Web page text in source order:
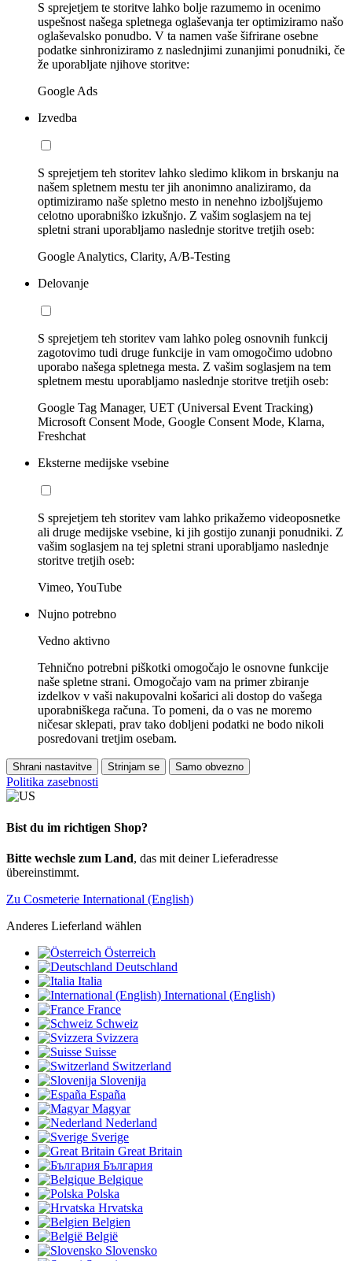
S sprejetjem te storitve lahko bolje razumemo in ocenimo
uspešnost našega spletnega oglaševanja ter optimiziramo našo
oglaševalsko ponudbo. V ta namen vaše šifrirane osebne
podatke sinhroniziramo z naslednjimi zunanjimi ponudniki, če
že uporabljate njihove storitve:
Google Ads
Izvedba
S sprejetjem teh storitev lahko sledimo klikom in brskanju na
našem spletnem mestu ter jih anonimno analiziramo, da
optimiziramo naše spletno mesto in nenehno izboljšujemo
celotno uporabniško izkušnjo. Z vašim soglasjem na tej
spletni strani uporabljamo naslednje storitve tretjih oseb:
Google Analytics, Clarity, A/B-Testing
Delovanje
S sprejetjem teh storitev vam lahko poleg osnovnih funkcij
zagotovimo tudi druge funkcije in vam omogočimo udobno
uporabo našega spletnega mesta. Z vašim soglasjem na tem
spletnem mestu uporabljamo naslednje storitve tretjih oseb:
Google Tag Manager, UET (Universal Event Tracking)
Microsoft Consent Mode, Google Consent Mode, Klarna,
Freshchat
Eksterne medijske vsebine
S sprejetjem teh storitev vam lahko prikažemo videoposnetke
ali druge medijske vsebine, ki jih gostijo zunanji ponudniki. Z
vašim soglasjem na tej spletni strani uporabljamo naslednje
storitve tretjih oseb:
Vimeo, YouTube
Nujno potrebno
Vedno aktivno
Tehnično potrebni piškotki omogočajo le osnovne funkcije
naše spletne strani. Omogočajo vam na primer zbiranje
izdelkov v vaši nakupovalni košarici ali dostop do vašega
uporabniškega računa. To pomeni, da o vas ne moremo
ničesar sklepati, prav tako dobljeni podatki ne bodo nikoli
posredovani tretjim osebam.
Shrani nastavitve Strinjam se Samo obvezno
Politika zasebnosti
Bist du im richtigen Shop?
Bitte wechsle zum Land, das mit deiner Lieferadresse
übereinstimmt.
Zu Cosmeterie International (English)
Anderes Lieferland wählen
Österreich
Deutschland
Italia
International (English)
France
Schweiz
Svizzera
Suisse
Switzerland
Slovenija
España
Magyar
Nederland
Sverige
Great Britain
България
Belgique
Polska
Hrvatska
Belgien
België
Slovensko